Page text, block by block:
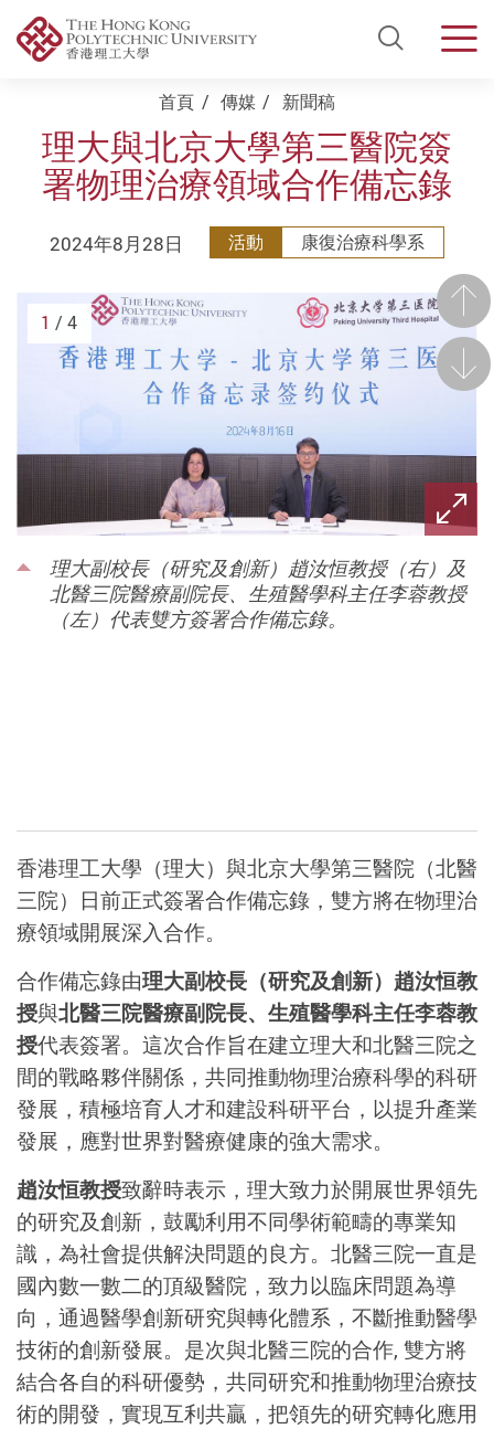
Open
Start main content首頁 傳媒 新聞稿
理大與北京大學第三醫院簽
署物理治療領域合作備忘錄
2024年8月28日 活動 康復治療科學系
前
理大副校長（研究及創新）趙汝恒教授（右）及
北醫三院醫療副院長、生殖醫學科主任李蓉教授
（左）代表雙方簽署合作備忘錄。
後一
1 / 4
香港理工大學（理大）與北京大學第三醫院（北醫
三院）日前正式簽署合作備忘錄，雙方將在物理治
療領域開展深入合作。
合作備忘錄由理大副校長（研究及創新）趙汝恒教
授與北醫三院醫療副院長、生殖醫學科主任李蓉教
授代表簽署。這次合作旨在建立理大和北醫三院之
間的戰略夥伴關係，共同推動物理治療科學的科研
發展，積極培育人才和建設科研平台，以提升產業
發展，應對世界對醫療健康的強大需求。
趙汝恒教授致辭時表示，理大致力於開展世界領先
的研究及創新，鼓勵利用不同學術範疇的專業知
識，為社會提供解決問題的良方。北醫三院一直是
國內數一數二的頂級醫院，致力以臨床問題為導
向，通過醫學創新研究與轉化體系，不斷推動醫學
技術的創新發展。是次與北醫三院的合作, 雙方將
結合各自的科研優勢，共同研究和推動物理治療技
術的開發，實現互利共贏，把領先的研究轉化應用